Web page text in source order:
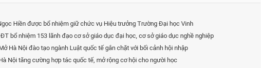
Hiền được bổ nhiệm giữ chức vụ Hiệu trưởng Trường Đại học Vinh
bổ nhiệm 153 lãnh đạo cơ sở giáo dục đại học, cơ sở giáo dục nghề nghiệp
Hà Nội đào tạo ngành Luật quốc tế gắn chặt với bối cảnh hội nhập
Nội tăng cường hợp tác quốc tế, mở rộng cơ hội cho người học